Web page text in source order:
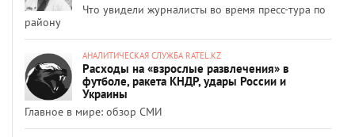
Что увидели журналисты во время пресс-тура по
району
АНАЛИТИЧЕСКАЯ СЛУЖБА RATEL.KZ
Расходы на «взрослые развлечения» в
футболе, ракета КНДР, удары России и
Украины
Главное в мире: обзор СМИ